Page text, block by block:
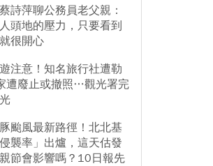
詩萍聊公務員老父親：
頭地的壓力，只要看到
很開心
注意！知名旅行社遭勒
遭廢止或撤照…觀光署完
颱風最新路徑！北北基
襲率」出爐，這天估發
節會影響嗎？10日報先